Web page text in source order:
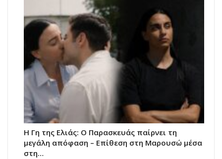
Η Γη της Ελιάς: Ο Παρασκευάς παίρνει τη
μεγάλη απόφαση – Επίθεση στη Μαρουσώ μέσα
στη…